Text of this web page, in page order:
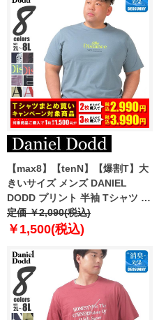
【max8】【tenN】【爆割T】大
きいサイズ メンズ DANIEL
DODD プリント 半袖 Tシャツ 全
8色 azt-2502pt2
定価 ￥2,090(税込)
￥1,500(税込)